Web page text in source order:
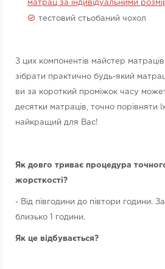
матрац за індивідуальними
тестовий стьобаний чохол
З цих компонентів майстер
зібрати практично будь-який матрац
ви за короткий проміжок часу
десятки матраців, точно порівняти
найкращий для Вас!
Як довго триває процедура
жорсткості?
- Від півгодини до півтори години.
близько 1 години.
Як це відбувається?